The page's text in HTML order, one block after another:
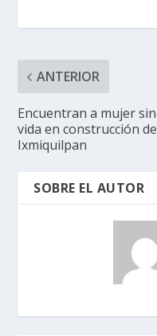
ANTERIOR
Encuentran a mujer sin
vida en construcción de
Ixmiquilpan
SOBRE EL AUTOR